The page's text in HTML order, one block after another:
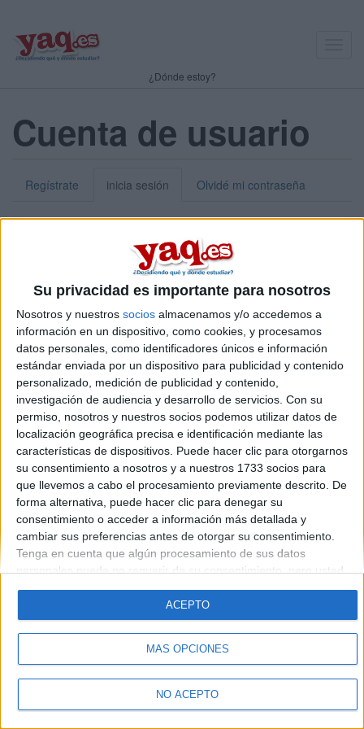
Su privacidad es importante para nosotros
Nosotros y nuestros socios almacenamos y/o accedemos a
información en un dispositivo, como cookies, y procesamos
datos personales, como identificadores únicos e información
estándar enviada por un dispositivo para publicidad y contenido
personalizado, medición de publicidad y contenido,
investigación de audiencia y desarrollo de servicios. Con su
permiso, nosotros y nuestros socios podemos utilizar datos de
localización geográfica precisa e identificación mediante las
características de dispositivos. Puede hacer clic para otorgarnos
su consentimiento a nosotros y a nuestros 1733 socios para
que llevemos a cabo el procesamiento previamente descrito. De
forma alternativa, puede hacer clic para denegar su
consentimiento o acceder a información más detallada y
cambiar sus preferencias antes de otorgar su consentimiento.
Tenga en cuenta que algún procesamiento de sus datos
personales puede no requerir de su consentimiento, pero usted
tiene el derecho de rechazar tal procesamiento. Sus
preferencias se aplicarán solo a este sitio web. Puede cambiar
sus preferencias o retirar su consentimiento en cualquier
momento volviendo a este sitio y haciendo clic en el botón
"Privacidad" en la parte inferior de la página web.
MÁS OPCIONES
NO ACEPTO
ACEPTO
¿Dónde estoy?
Cuenta de usuario
Regístrate inicia sesión Olvidé mi contraseña
Puedes iniciar sesión introduciendo tu nombre de usuario o tu
dirección de correo electrónico.
Contraseña:*
Introduce la contraseña que acompaña a tu nombre de usuario
Quiénes somos|Contactar |Anúnciate
Aviso legal|Politica de privacidad|Condiciones generales
de cookies
© 2003-2026Compás Mediterráneo S.L.- Diego de León 47 - 28006
Madrid [ESPAÑA] - Tel. +34 91 593 2767